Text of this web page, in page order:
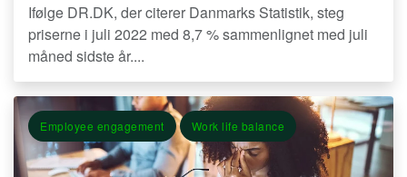
Ifølge DR.DK, der citerer Danmarks Statistik, steg
priserne i juli 2022 med 8,7 % sammenlignet med juli
måned sidste år....
Employee engagement Work life balance